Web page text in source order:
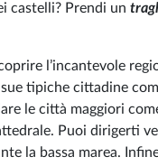
castelli? Prendi un
l’incantevole
tipiche cittadine
le città maggiori
Puoi dirigerti
la bassa marea.